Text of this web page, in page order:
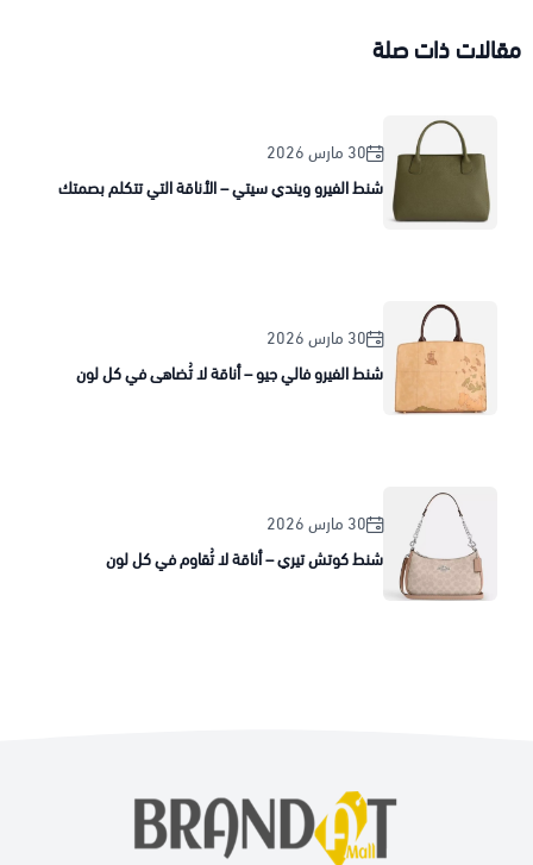
مقالات ذات صلة
30 مارس 2026
شنط الفيرو ويندي سيتي – الأناقة التي تتكلم بصمتك
30 مارس 2026
شنط الفيرو فالي جيو – أناقة لا تُضاهى في كل لون
30 مارس 2026
شنط كوتش تيري – أناقة لا تُقاوم في كل لون